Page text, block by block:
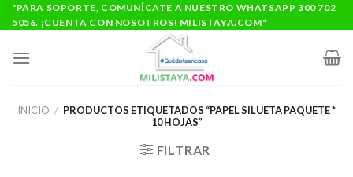
Saltar
al
"PARA SOPORTE, COMUNÍCATE A NUESTRO WHATSAPP 300 702
5056. ¡CUENTA CON NOSOTROS! MILISTAYA.COM"
INICIO / PRODUCTOS ETIQUETADOS “PAPEL SILUETA PAQUETE *
10 HOJAS”
FILTRAR